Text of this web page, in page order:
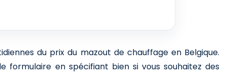
du prix du mazout de chauffage en Belgique.
en spécifiant bien si vous souhaitez des